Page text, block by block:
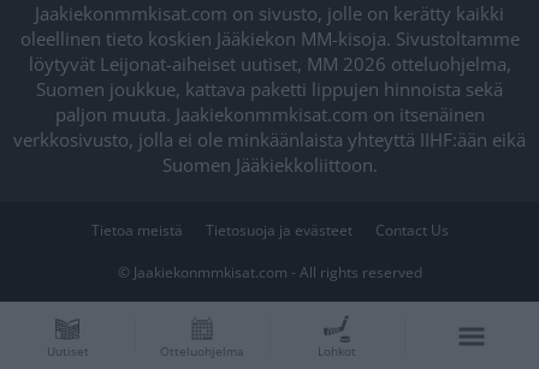
Jaakiekonmmkisat.com on sivusto, jolle on kerätty kaikki
oleellinen tieto koskien Jääkiekon MM-kisoja. Sivustoltamme
löytyvät Leijonat-aiheiset uutiset, MM 2026 otteluohjelma,
Suomen joukkue, kattava paketti lippujen hinnoista sekä
paljon muuta. Jaakiekonmmkisat.com on itsenäinen
verkkosivusto, jolla ei ole minkäänlaista yhteyttä IIHF:ään eikä
Suomen Jääkiekkoliittoon.
Tietoa meistä Tietosuoja ja evästeet Contact Us
© Jaakiekonmmkisat.com - All rights reserved
Uutiset Otteluohjelma Lohkot